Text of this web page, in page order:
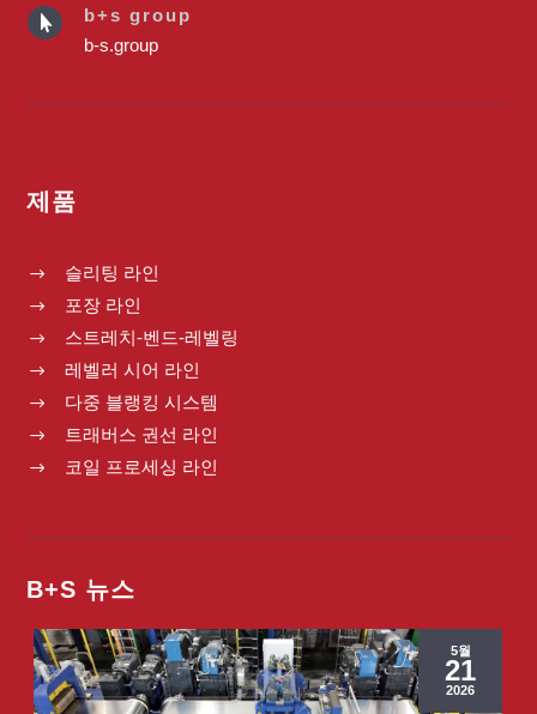

b+s group
b-s.group
제품
$ 슬리팅 라인
$ 포장 라인
$ 스트레치-벤드-레벨링
$ 레벨러 시어 라인
$ 다중 블랭킹 시스템
$ 트래버스 권선 라인
$ 코일 프로세싱 라인
B+S 뉴스
5월
21
2026